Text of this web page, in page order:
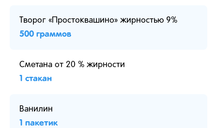
Творог «Простоквашино» жирностью 9%
500 граммов
Сметана от 20 % жирности
1 стакан
Ванилин
1 пакетик